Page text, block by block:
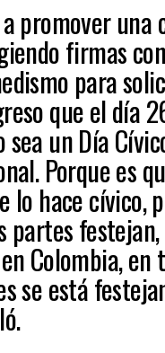
a promover una
firmas
para
que el día
sea un Día
Porque es
lo hace cívico,
partes
Colombia, en
se está